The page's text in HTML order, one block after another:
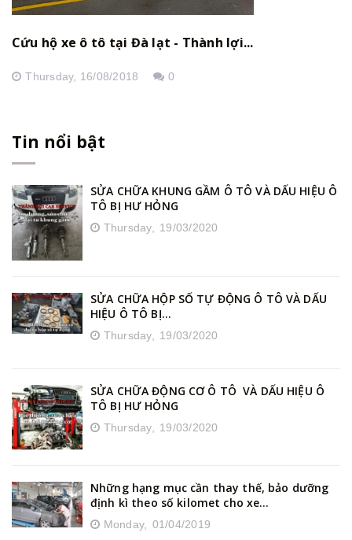
Cứu hộ xe ô tô tại Đà lạt - Thành lợi...
Thursday, 16/08/2018 0
Tin nổi bật
SỬA CHỮA KHUNG GẦM Ô TÔ VÀ DẤU HIỆU Ô
TÔ BỊ HƯ HỎNG
Thursday, 19/03/2020
SỬA CHỮA HỘP SỐ TỰ ĐỘNG Ô TÔ VÀ DẤU
HIỆU Ô TÔ BỊ...
Thursday, 19/03/2020
SỬA CHỮA ĐỘNG CƠ Ô TÔ VÀ DẤU HIỆU Ô
TÔ BỊ HƯ HỎNG
Thursday, 19/03/2020
Những hạng mục cần thay thế, bảo dưỡng
định kì theo số kilomet cho xe...
Monday, 01/04/2019